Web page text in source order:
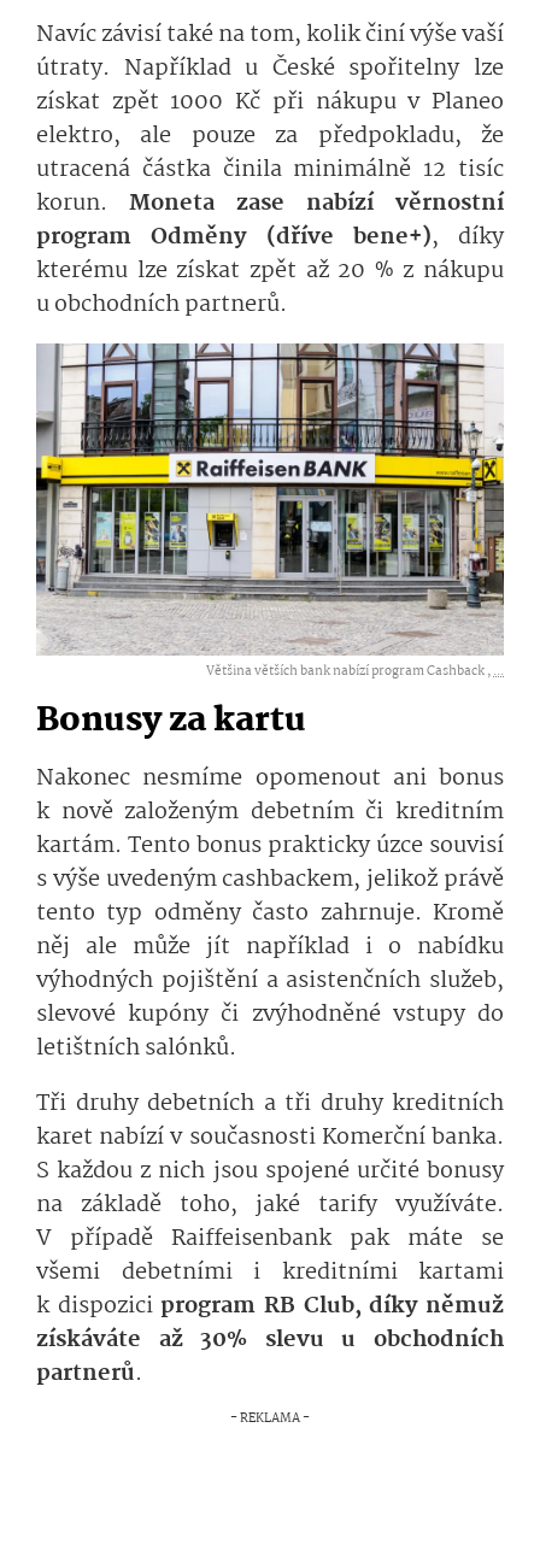
Navíc závisí také na tom, kolik činí výše vaší
útraty. Například u České spořitelny lze
získat zpět 1000 Kč při nákupu v Planeo
elektro, ale pouze za předpokladu, že
utracená částka činila minimálně 12 tisíc
korun. Moneta zase nabízí věrnostní
program Odměny (dříve bene+), díky
kterému lze získat zpět až 20 % z nákupu
u obchodních partnerů.
Většina větších bank nabízí program Cashback ,...
Bonusy za kartu
Nakonec nesmíme opomenout ani bonus
k nově založeným debetním či kreditním
kartám. Tento bonus prakticky úzce souvisí
s výše uvedeným cashbackem, jelikož právě
tento typ odměny často zahrnuje. Kromě
něj ale může jít například i o nabídku
výhodných pojištění a asistenčních služeb,
slevové kupóny či zvýhodněné vstupy do
letištních salónků.
Tři druhy debetních a tři druhy kreditních
karet nabízí v současnosti Komerční banka.
S každou z nich jsou spojené určité bonusy
na základě toho, jaké tarify využíváte.
V případě Raiffeisenbank pak máte se
všemi debetními i kreditními kartami
k dispoziciprogram RB Club, díky němuž
získáváte až 30% slevu u obchodních
partnerů.